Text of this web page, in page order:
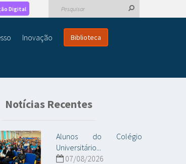
Digital
Inovação Biblioteca
Notícias Recentes
Alunos do Colégio
Universitário...
07/08/2026